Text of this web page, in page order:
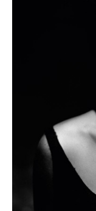
Peter Keetman,
1957 © Nachlass Peter